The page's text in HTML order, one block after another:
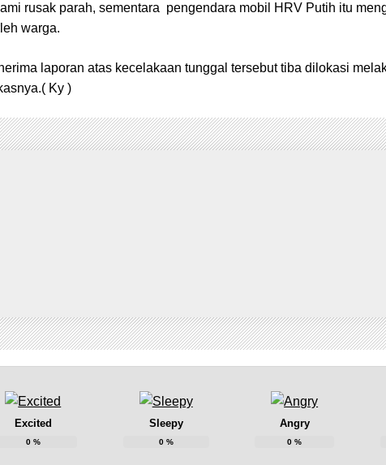
rusak parah, sementara pengendara mobil HRV Putih itu
warga.
laporan atas kecelakaan tunggal tersebut tiba dilokasi
Ky )
Excited
0%
Sleepy
0%
Angry
0 %